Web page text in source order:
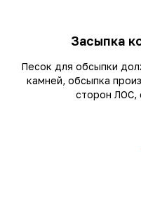
Засыпка
Песок для обсыпки
камней, обсыпка
сторон ЛОС,